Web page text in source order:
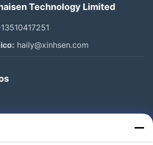
Technology Limited
haily@xinhsen.com